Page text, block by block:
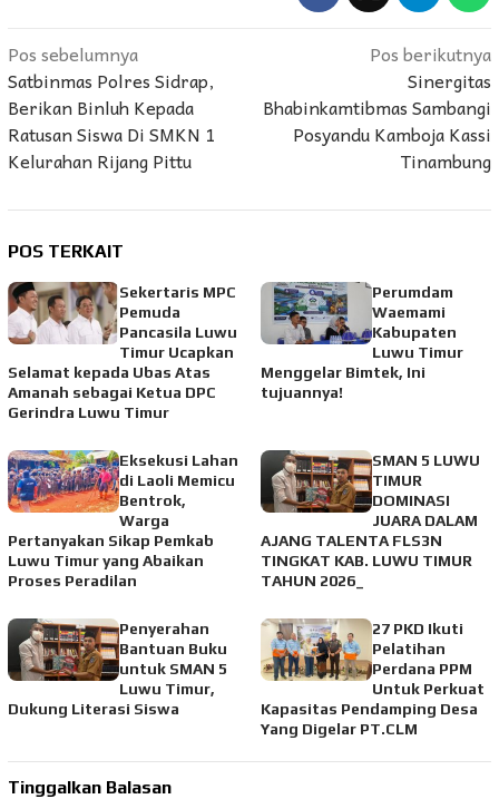
Navigasi
pos
Pos sebelumnya
Satbinmas Polres Sidrap,
Berikan Binluh Kepada
Ratusan Siswa Di SMKN 1
Kelurahan Rijang Pittu
Pos berikutnya
Sinergitas
Bhabinkamtibmas Sambangi
Posyandu Kamboja Kassi
Tinambung
POS TERKAIT
Sekertaris MPC
Pemuda
Pancasila Luwu
Timur Ucapkan
Selamat kepada Ubas Atas
Amanah sebagai Ketua DPC
Gerindra Luwu Timur
Perumdam
Waemami
Kabupaten
Luwu Timur
Menggelar Bimtek, Ini
tujuannya!
Eksekusi Lahan
di Laoli Memicu
Bentrok,
Warga
Pertanyakan Sikap Pemkab
Luwu Timur yang Abaikan
Proses Peradilan
SMAN 5 LUWU
TIMUR
DOMINASI
JUARA DALAM
AJANG TALENTA FLS3N
TINGKAT KAB. LUWU TIMUR
TAHUN 2026_
Penyerahan
Bantuan Buku
untuk SMAN 5
Luwu Timur,
Dukung Literasi Siswa
27 PKD Ikuti
Pelatihan
Perdana PPM
Untuk Perkuat
Kapasitas Pendamping Desa
Yang Digelar PT.CLM
Tinggalkan Balasan